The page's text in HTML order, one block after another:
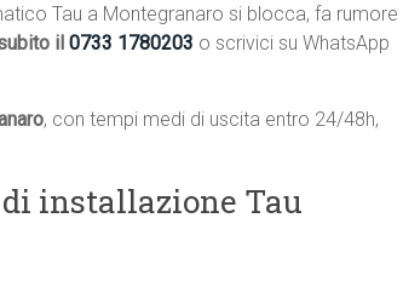
Tau a Montegranaro si blocca, fa rumore
il 0733 1780203 o scrivici su WhatsApp
, con tempi medi di uscita entro 24/48h,
installazione Tau